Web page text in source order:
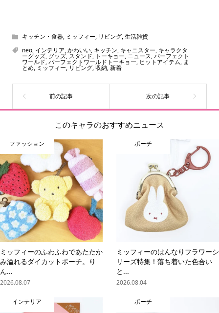
ん！200種以上のトレンディなキャラクターやアニメキャラ
をご紹介しています。生まれたばかりの新しいキャラクタ
ーをいち早く皆さんにお届けすることも、私たちの使命の
ひとつです。
キッチン・食器, ミッフィー, リビング,生活雑貨
neo, インテリア,かわいい, キッチン, キャニスター, キャラクタ
ーグッズ,グッズ, スタンド, トーキョー, ニュース,パーフェクト
ワールド,パーフェクトワールドトーキョー, ヒットアイテム, ま
とめ, ミッフィー, リビング,収納,新着
このキャラのおすすめニュース
ファッション
ミッフィーのふわふわであたたか
み溢れるダイカットポーチ。り
ん...
2026.08.07
ポーチ
ミッフィーのはんなりフラワーシ
リーズ特集！落ち着いた色合い
と...
2026.08.04
インテリア ポーチ